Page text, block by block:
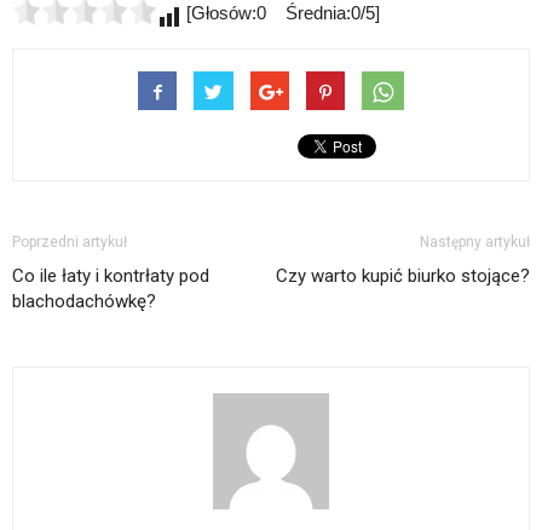
[Głosów:0 Średnia:0/5]
Poprzedni artykuł
Co ile łaty i kontrłaty pod
blachodachówkę?
Następny artykuł
Czy warto kupić biurko stojące?